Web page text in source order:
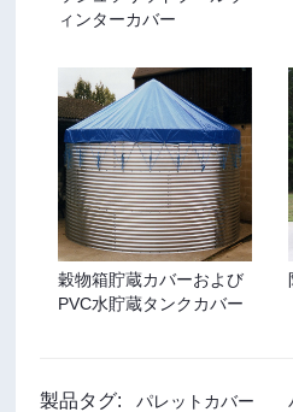
ィンターカバー
穀物箱貯蔵カバーおよび
PVC水貯蔵タンクカバー
製品タグ: パレットカバー